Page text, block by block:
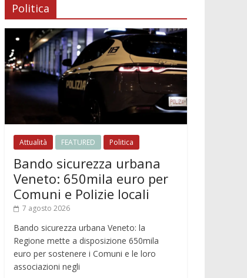
Politica
Attualità FEATURED Politica
Bando sicurezza urbana
Veneto: 650mila euro per
Comuni e Polizie locali
7 agosto 2026
Bando sicurezza urbana Veneto: la
Regione mette a disposizione 650mila
euro per sostenere i Comuni e le loro
associazioni negli